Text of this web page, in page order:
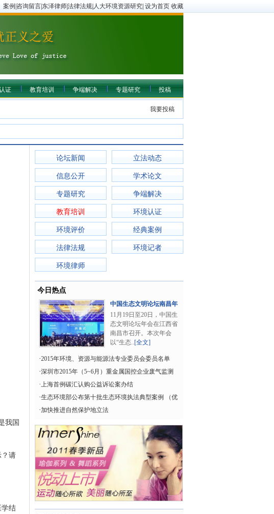
案例 咨询留言 东泽律师法律法规 人大环境资源研究 设为首页 收藏
证 教育培训 争端解决 专题研究 投稿
我要投稿
我国
请
结
论坛新闻 立法动态
信息公开 学术论文
专题研究 争端解决
教育培训 环境认证
环境评价 经典案例
法律法规 环境记者
环境律师
今日热点
中国生态文明论坛南昌年
会召开
11月19日至20日，中国生
态文明论坛年会在江西省
南昌市召开。本次年会
以“生态..[全文]
·2015年环境、资源与能源法专业委员会委员名单
·深圳市2015年（5~6月）重金属国控企业废气监测
数据
·上海首例碳汇认购公益诉讼案办结
·生态环境部公布第十批生态环境执法典型案例 （优
化执法方式领域
·加快推进自然保护地立法